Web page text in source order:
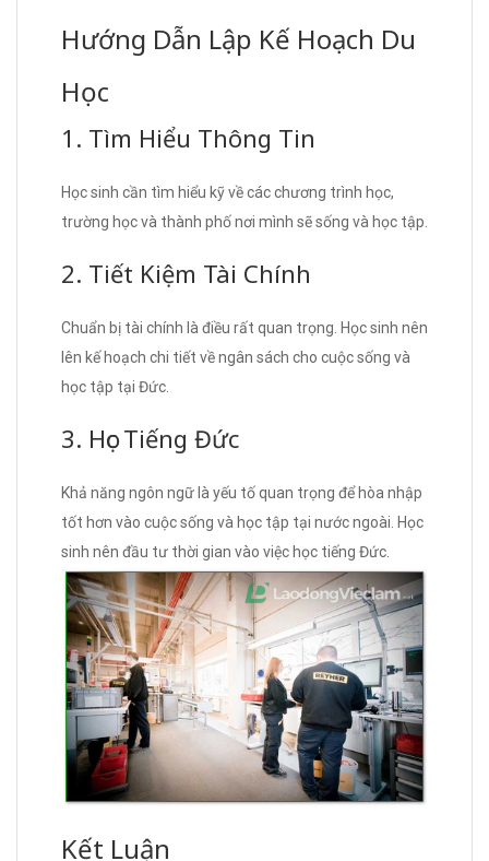
Hướng Dẫn Lập Kế Hoạch Du
Học
1. Tìm Hiểu Thông Tin
Học sinh cần tìm hiểu kỹ về các chương trình học,
trường học và thành phố nơi mình sẽ sống và học tập.
2. Tiết Kiệm Tài Chính
Chuẩn bị tài chính là điều rất quan trọng. Học sinh nên
lên kế hoạch chi tiết về ngân sách cho cuộc sống và
học tập tại Đức.
3. Học Tiếng Đức
Khả năng ngôn ngữ là yếu tố quan trọng để hòa nhập
tốt hơn vào cuộc sống và học tập tại nước ngoài. Học
sinh nên đầu tư thời gian vào việc học tiếng Đức.
Kết Luận